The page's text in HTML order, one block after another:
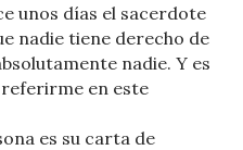
unos días el sacerdote
nadie tiene derecho de
nadie. Y es
en este
es su carta de